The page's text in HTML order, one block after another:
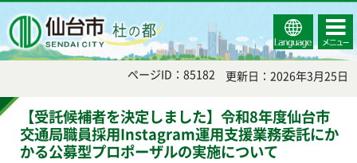
Select
Language
コンテ
ンツメ
ニュー
ページID：85182 更新日：2026年3月25日
【受託候補者を決定しました】令和8年度仙台市
交通局職員採用Instagram運用支援業務委託にか
かる公募型プロポーザルの実施について